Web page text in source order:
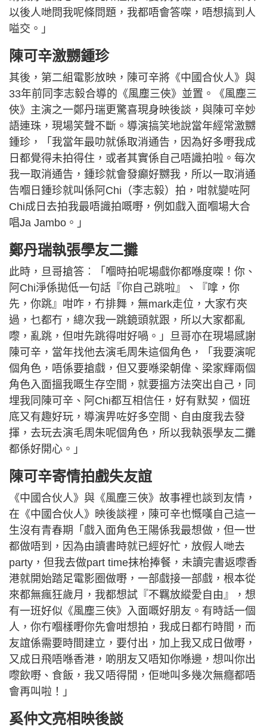
以後人哋問我呢條問題，我都唔會答㗎，唔想搞到人
嗌交。」
陳可辛激嬲鍾珍
其後，第二組電影放映，陳可辛將《中國合伙人》與
33年前同李志毅合導的《風塵三俠》並置。《風塵三
俠》主演之一鄭丹瑞更驚喜現身映後談，與陳可辛妙
語連珠，現場笑聲不斷。導演搞笑地說當年經常激嬲
鍾珍，「我當年最叻就係取消通告，因為好多嘢我成
日都覺得未拍得住，或者其實係自己唔識拍啦。每次
我一取消通告，鍾珍就會發癲好嬲我，所以一取消通
告嗰日鍾珍就叫係阿Chi（李志毅）拍，咁就變咗阿
Chi成日去拍我最唔識拍嘅嘢，例如戲入面嗰場大合
唱Ja Jambo。」
鄭丹瑞執張學友二攤
此時，旦哥搶答︰「嗰時拍呢場戲你都喺度㗎！你、
阿Chi淨係拋低一句話『你自己跳啦』、『嗱，你
先，你跳』咁咋，冇排舞，無mark走位，大家冇夾
過，乜都冇，總次我一跳鏡頭就跟，所以大家都亂
嚟，亂跳，但咁先跳得咁好喎。」旦哥亦在現場感謝
陳可辛，當年找他去演毛周朱這個角色，「我要演呢
個角色，唔係要搶戲，但又要喺梁朝偉、梁家輝兩個
角色入面搵我嘅生存空間，就要搵方法突出自己，同
埋我同陳可辛、阿Chi都互相信任，好有默契，個班
底又有趣好玩，導演畀咗好多空間、自由度我去發
揮，去玩去演毛周朱呢個角色，所以我執張學友二攤
都係好開心。」
陳可辛寄情拍戲失友誼
《中國合伙人》與《風塵三俠》故事裡也談到友情，
在《中國合伙人》映後談裡，陳可辛也慨嘆自己這一
生沒有青春期「戲入面角色王陽係我最想做，但一世
都做唔到，因為由讀書時就已經好忙，放假人哋去
party，但我去做part time抹枱捧餐，未讀完書返嚟香
港就開始踏足電影圈做嘢，一部戲接一部戲，根本從
來都無瘋狂歲月，我都想試『不羈放縱愛自由』，想
有一班好似《風塵三俠》入面嘅好朋友。有時話一個
人，你冇嗰樣嘢你先會咁想拍，我成日都冇時間，而
友誼係需要時間建立，要付出，加上我又成日做嘢，
又成日飛唔喺香港，啲朋友又唔知你喺邊，想叫你出
嚟飲嘢、食飯，我又唔得閒，佢哋叫多幾次無癮都唔
會再叫啦！」
奚仲文亮相映後談